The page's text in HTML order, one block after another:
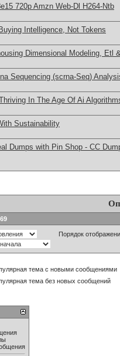
720p Amzn Web-Dl H264-Ntb
Intelligence, Not Tokens
Dimensional Modeling, Etl
Sequencing (scrna-Seq)
In The Age Of Ai
Sustainability
Dumps with Pin Shop - CC
Порядок
тема с новыми сообщениями
тема без новых сообщений